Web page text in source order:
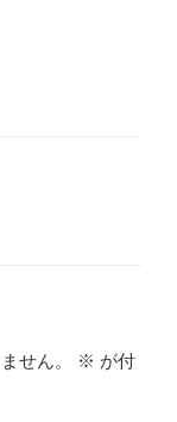
せん。 ※ が付